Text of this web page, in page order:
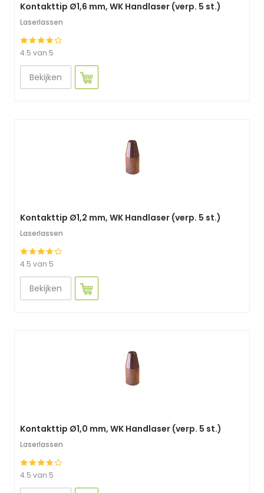
Kontakttip Ø1,6 mm, WK Handlaser (verp. 5 st.)
Laserlassen
4.5 van 5
Bekijken
Kontakttip Ø1,2 mm, WK Handlaser (verp. 5 st.)
Laserlassen
4.5 van 5
Bekijken
Kontakttip Ø1,0 mm, WK Handlaser (verp. 5 st.)
Laserlassen
4.5 van 5